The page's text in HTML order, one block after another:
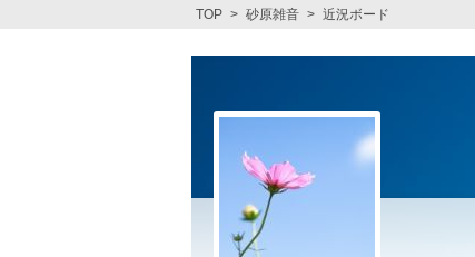
TOP > 砂原雑音 > 近況ボード